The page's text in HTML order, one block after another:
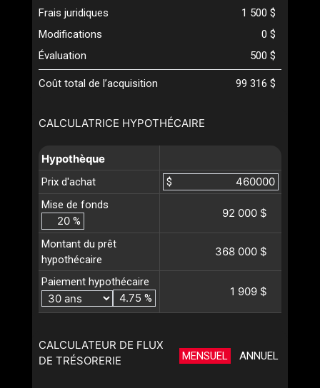
CALCULATRICE HYPOTHÉCAIRE
Hypothèque
Prix d'achat
$
Mise de fonds
%
92 000 $
Montant du prêt
hypothécaire
368 000 $
Paiement hypothécaire
%
1 909 $
CALCULATEUR DE FLUX
DE TRÉSORERIE
MENSUEL ANNUEL
Frais juridiques
1 500 $
Modifications
0 $
Évaluation
500 $
Coût total de l’acquisition 99 316 $